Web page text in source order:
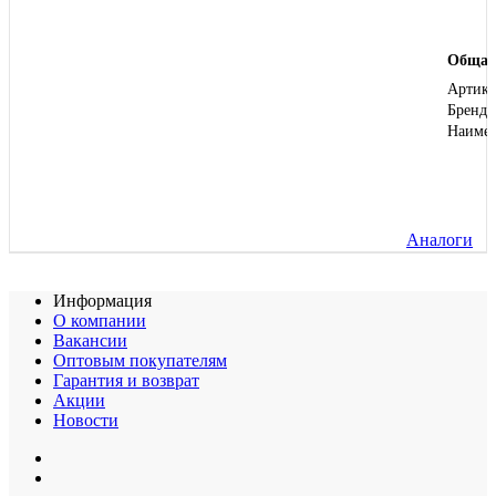
Бренд
Аналоги
Информация
О компании
Вакансии
Оптовым покупателям
Гарантия и возврат
Акции
Новости